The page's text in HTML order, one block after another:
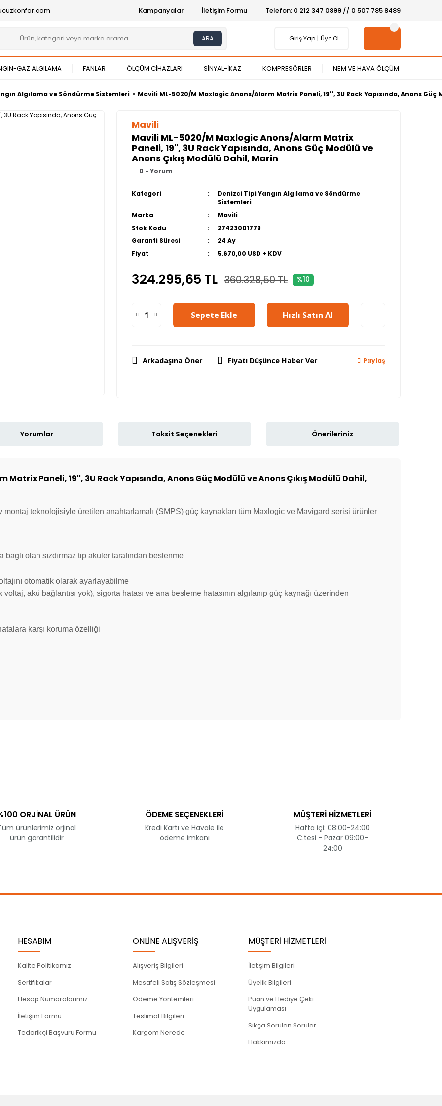
Kampanyalar İletişim Formu Telefon: 0 212 347 0899 // 0 507 785 8489
ARA Giriş Yap Üye Ol
GAZ ALGILAMA FANLAR ÖLÇÜM CİHAZLARI SİNYAL-İKAZ KOMPRESÖRLER NEM VE HAVA ÖLÇÜM
Algılama ve Söndürme Sistemleri Mavili ML-5020/M Maxlogic Anons/Alarm Matrix Paneli, 19'', 3U Rack Yapısında, Anons Güç
Mavili
Mavili ML-5020/M Maxlogic Anons/Alarm Matrix
Paneli, 19'', 3U Rack Yapısında, Anons Güç Modülü ve
Anons Çıkış Modülü Dahil, Marin
0 - Yorum
Kategori
Denizci Tipi Yangın Algılama ve Söndürme
Sistemleri
Marka
Mavili
Stok Kodu
27423001779
Garanti Süresi
24 Ay
Fiyat
5.670,00 USD + KDV
324.295,65 TL 360.328,50 TL %10
Sepete Ekle Hızlı Satın Al
Arkadaşına Öner Fiyatı Düşünce Haber Ver Paylaş
Yorumlar Taksit Seçenekleri Önerileriniz
Paneli, 19'', 3U Rack Yapısında, Anons Güç Modülü ve Anons Çıkış Modülü Dahil,
montaj teknolojisiyle üretilen anahtarlamalı (SMPS) güç kaynakları tüm Maxlogic ve Mavigard serisi ürünler
olan sızdırmaz tip aküler tarafından beslenme
otomatik olarak ayarlayabilme
akü bağlantısı yok), sigorta hatası ve ana besleme hatasının algılanıp güç kaynağı üzerinden
karşı koruma özelliği
Gönder
ORJİNAL ÜRÜN
ürünlerimiz orjinal
ürün garantilidir
ÖDEME SEÇENEKLERİ
Kredi Kartı ve Havale ile
ödeme imkanı
MÜŞTERİ HİZMETLERİ
Hafta içi: 08:00-24:00
C.tesi - Pazar 09:00-
24:00
HESABIM
Kalite Politikamız
Sertifikalar
Hesap Numaralarımız
İletişim Formu
Tedarikçi Başvuru Formu
ONLİNE ALIŞVERİŞ
Alışveriş Bilgileri
Mesafeli Satış Sözleşmesi
Ödeme Yöntemleri
Teslimat Bilgileri
Kargom Nerede
MÜŞTERİ HİZMETLERİ
İletişim Bilgileri
Üyelik Bilgileri
Puan ve Hediye Çeki
Uygulaması
Sıkça Sorulan Sorular
Hakkımızda